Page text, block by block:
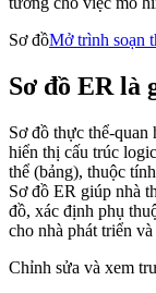
Sơ đồMở trình soạn
Sơ đồ ER là
Sơ đồ thực thể-
hiển thị cấu trúc
thể (bảng), thuộc
Sơ đồ ER giúp nhà
đồ, xác định phụ
cho nhà phát triển
Chỉnh sửa và xem